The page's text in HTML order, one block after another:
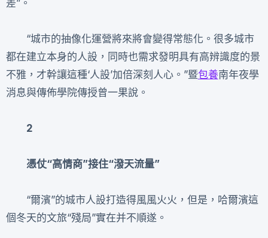
差”。
“城市的抽像化運營將來將會變得常態化。很多城市
都在建立本身的人設，同時也需求發明具有高辨識度的景
不雅，才幹讓這種‘人設’加倍深刻人心。”暨包養南年夜學
消息與傳佈學院傳授曾一果說。
2
憑仗“高情商”接住“潑天流量”
“爾濱”的城市人設打造得風風火火，但是，哈爾濱這
個冬天的文旅“殘局”實在并不順遂。